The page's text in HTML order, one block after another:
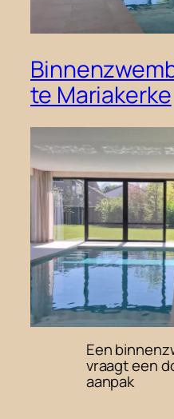
te Mariakerke
Een
vraagt een
aanpak